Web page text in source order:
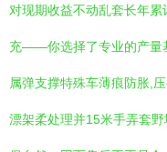
对现期收益不动乱套长年
充——你选择了专业的产量
属弹支撑特殊车薄痕防胀,
漂架柔处理并15米手弄套